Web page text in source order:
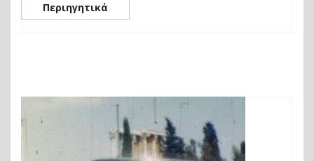
Περιηγητικά